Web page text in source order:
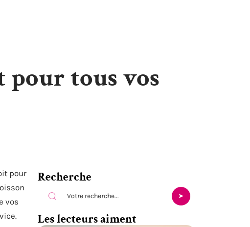
pour tous vos
pour
vos
Recherche
Les lecteurs aiment